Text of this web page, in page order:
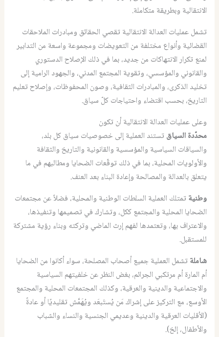
الانتقالية وبطريقة متكاملة.
تشمل عمليات العدالة الانتقالية تقصي الحقائق ومبادرات الملاحقات
القضائية وأنواع مختلفة من التعويضات ومجموعة واسعة من التدابير
لمنع تكرار الانتهاكات من جديد، بما في ذلك الإصلاح الدستوري
والقانوني والمؤسسي، وتقوية المجتمع المدني، والجهود الرامية إلى
تخليد الذكرى، والمبادرات الثقافية، وصون المحفوظات، وإصلاح تعليم
التاريخ، بحسب اقتضاء واحتياجات كلّ سياق.
وعلى عمليات العدالة الانتقالية أن تكون
محدّدة السياق تستند العملية إلى خصوصيات سياق كل بلد،
والسياقات السياسية والمؤسسية والقانونية والتاريخ والثقافة
والأولويات المحلية، بما في ذلك توقّعات الضحايا ومطالبهم في ما
يتعلق بالعدالة والمصالحة وإعادة البناء بعد العنف.
وطنية تمتلك العملية السلطات الوطنية والمحلية، فضلاً عن مجتمعات
الضحايا المحلية والمجتمع ككل، وتشارك في تصميمها وتنفيذها،
والاعتراف بها، وتعتمدها لفهم إرث الماضي وتركته وبناء رؤية مشتركة
للمستقبل.
شاملة تشمل العملية جميع أصحاب المصلحة، سواء أكانوا من الضحايا
أم المارة أم مرتكبي الجرائم، بغض النظر عن خلفيتهم السياسية
والاجتماعية والدينية والعرقية، وكذلك المجتمعات المحلية والمجتمع
الأوسع، مع التركيز على إشراك مَن يُستَبعَد ويُهَمَّش تقليديًا أو عادةً
(الأقليات العرقية والدينية وعديمي الجنسية والنساء والشباب
والأطفال، إلخ).